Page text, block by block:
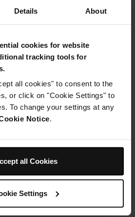
Details About
cookies for website
tracking tools for
all cookies" to consent to the
or click on "Cookie Settings" to
To change your settings at any
Notice.
all Cookies
Settings
légumes chaud
(épépiné, coupé en petits dés)
coupé en petits dés)
flocons de piment (voir notes)
crème de noix de noix de noix de
flocons de sel de mer
vinaigre de cidre de pomme